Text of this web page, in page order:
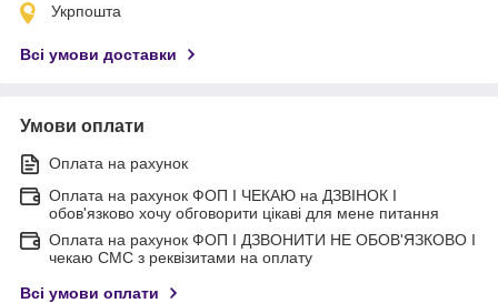
Укрпошта
Всі умови доставки
Умови оплати
Оплата на рахунок
Оплата на рахунок ФОП I ЧЕКАЮ на ДЗВІНОК I
обов'язково хочу обговорити цікаві для мене питання
Оплата на рахунок ФОП I ДЗВОНИТИ НЕ ОБОВ'ЯЗКОВО I
чекаю СМС з реквізитами на оплату
Всі умови оплати